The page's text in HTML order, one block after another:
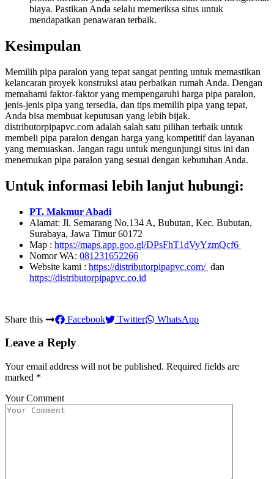
biaya. Pastikan Anda selalu memeriksa situs untuk
mendapatkan penawaran terbaik.
Kesimpulan
Memilih pipa paralon yang tepat sangat penting untuk memastikan
kelancaran proyek konstruksi atau perbaikan rumah Anda. Dengan
memahami faktor-faktor yang mempengaruhi harga pipa paralon,
jenis-jenis pipa yang tersedia, dan tips memilih pipa yang tepat,
Anda bisa membuat keputusan yang lebih bijak.
distributorpipapvc.com adalah salah satu pilihan terbaik untuk
membeli pipa paralon dengan harga yang kompetitif dan layanan
yang memuaskan. Jangan ragu untuk mengunjungi situs ini dan
menemukan pipa paralon yang sesuai dengan kebutuhan Anda.
Untuk informasi lebih lanjut hubungi:
PT. Makmur Abadi
Alamat: Jl. Semarang No.134 A, Bubutan, Kec. Bubutan,
Surabaya, Jawa Timur 60172
Map : https://maps.app.goo.gl/DPsFhT1dVyYzmQcf6
Nomor WA: 081231652266
Website kami : https://distributorpipapvc.com/ dan
https://distributorpipapvc.co.id
Share this Facebook Twitter WhatsApp
Leave a Reply
Your email address will not be published. Required fields are
marked *
Your Comment